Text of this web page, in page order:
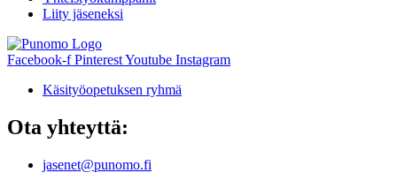
Liity jäseneksi
Facebook-f PinterestYoutube Instagram
Käsityöopetuksen ryhmä
Ota yhteyttä:
jasenet@punomo.fi